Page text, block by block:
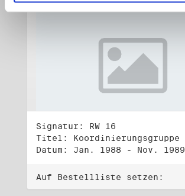
Signatur: RW 16
Datum: Jan. 1988 - Nov. 1989
Auf Bestellliste setzen: